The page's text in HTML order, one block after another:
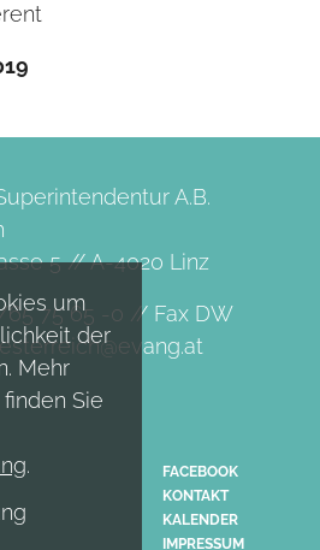
um
der
Mehr
Sie
.
A.B.
5 // A-4020 Linz
65 75 65 -0 // Fax DW
FACEBOOK
KONTAKT
KALENDER
IMPRESSUM